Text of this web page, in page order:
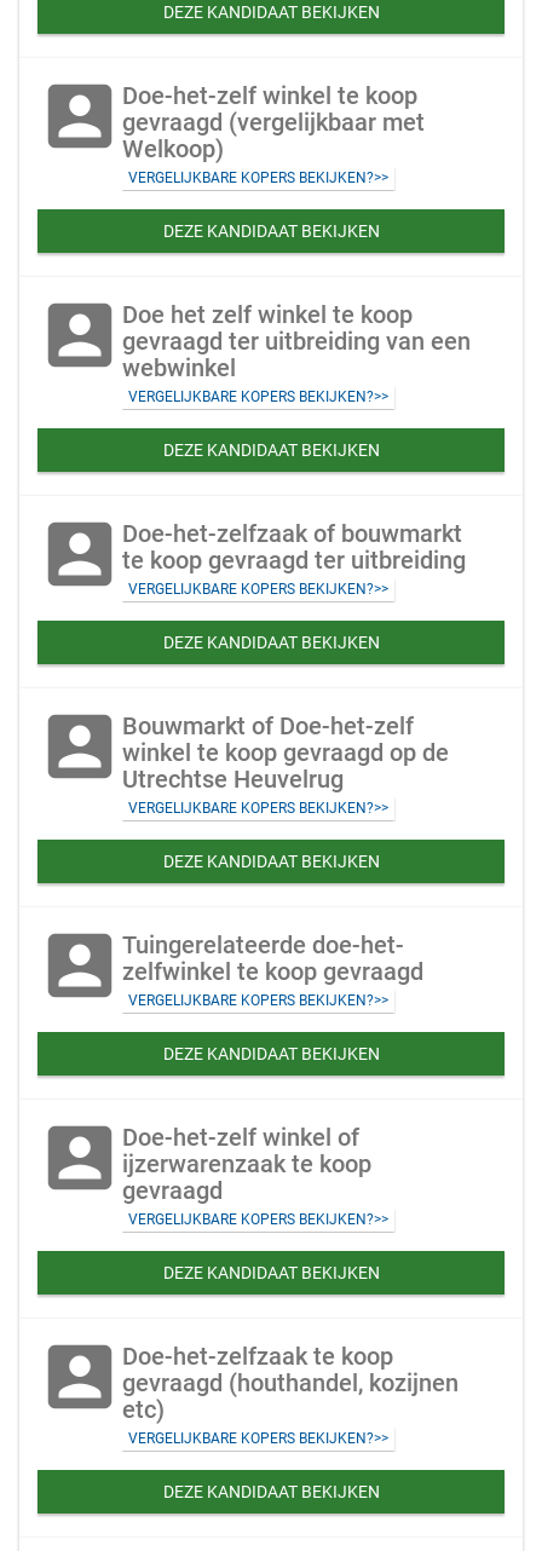
DEZE KANDIDAAT BEKIJKEN
account_box Doe-het-zelf winkel te koop
gevraagd (vergelijkbaar met
Welkoop)
VERGELIJKBARE KOPERS BEKIJKEN?>>
DEZE KANDIDAAT BEKIJKEN
account_box Doe het zelf winkel te koop
gevraagd ter uitbreiding van een
webwinkel
VERGELIJKBARE KOPERS BEKIJKEN?>>
DEZE KANDIDAAT BEKIJKEN
account_box Doe-het-zelfzaak of bouwmarkt
te koop gevraagd ter uitbreiding
VERGELIJKBARE KOPERS BEKIJKEN?>>
DEZE KANDIDAAT BEKIJKEN
account_box Bouwmarkt of Doe-het-zelf
winkel te koop gevraagd op de
Utrechtse Heuvelrug
VERGELIJKBARE KOPERS BEKIJKEN?>>
DEZE KANDIDAAT BEKIJKEN
account_box Tuingerelateerde doe-het-
zelfwinkel te koop gevraagd
VERGELIJKBARE KOPERS BEKIJKEN?>>
DEZE KANDIDAAT BEKIJKEN
account_box Doe-het-zelf winkel of
ijzerwarenzaak te koop
gevraagd
VERGELIJKBARE KOPERS BEKIJKEN?>>
DEZE KANDIDAAT BEKIJKEN
account_box Doe-het-zelfzaak te koop
gevraagd (houthandel, kozijnen
etc)
VERGELIJKBARE KOPERS BEKIJKEN?>>
DEZE KANDIDAAT BEKIJKEN